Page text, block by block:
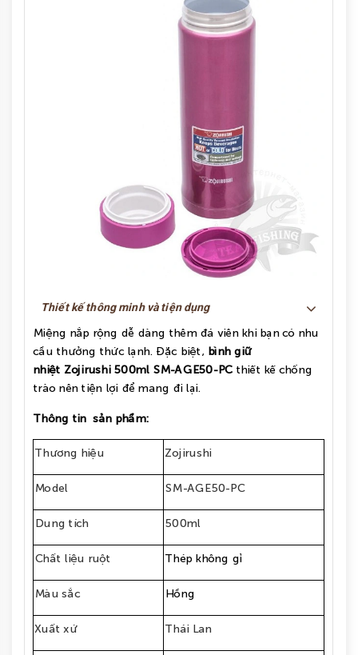
Thiết kế thông minh và tiện dụng
Miệng nắp rộng dễ dàng thêm đá viên khi bạn có nhu
cầu thưởng thức lạnh. Đặc biệt, bình giữ
nhiệt Zojirushi 500ml SM-AGE50-PCthiết kế chống
trào nên tiện lợi để mang đi lại.
Thông tin sản phẩm:
Thương hiệu Zojirushi
Model SM-AGE50-PC
Dung tích 500ml
Chất liệu ruột Thép không gỉ
Màu sắc Hồng
Xuất xứ Thái Lan